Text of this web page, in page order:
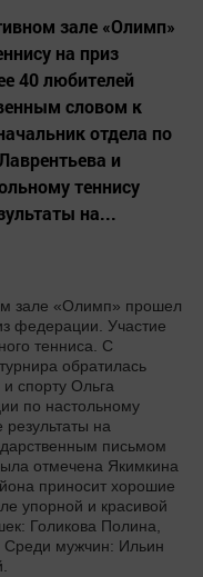
зале «Олимп»
на приз
40 любителей
словом к
отдела по
и
теннису
на...
зале «Олимп» прошел
федерации. Участие
тенниса. С
обратилась
спорту Ольга
по настольному
на
письмом
отмечена Якимкина
приносит хорошие
упорной и красивой
Голикова Полина,
мужчин: Ильин